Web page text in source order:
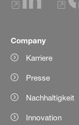
Company
Karriere
Presse
Nachhaltigkeit
Innovation